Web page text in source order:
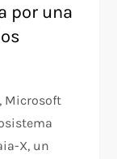
por una
Microsoft
X, un